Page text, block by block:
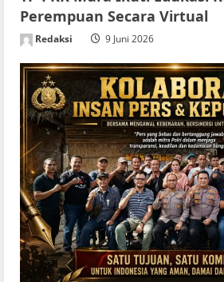
Perempuan Secara Virtual
Redaksi 9 Juni 2026